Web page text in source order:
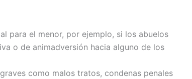
para el menor, por ejemplo, si los abuelos
o de animadversión hacia alguno de los
como malos tratos, condenas penales